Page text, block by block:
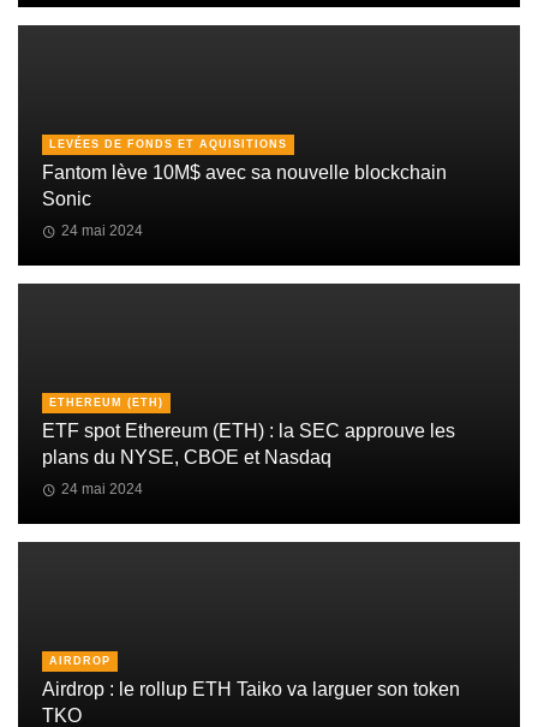
LEVÉES DE FONDS ET AQUISITIONS
Fantom lève 10M$ avec sa nouvelle blockchain
Sonic
24 mai 2024
ETHEREUM (ETH)
ETF spot Ethereum (ETH) : la SEC approuve les
plans du NYSE, CBOE et Nasdaq
24 mai 2024
AIRDROP
Airdrop : le rollup ETH Taiko va larguer son token
TKO